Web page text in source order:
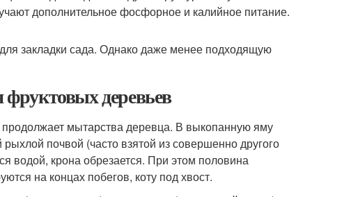
дополнительное фосфорное и калийное питание.
закладки сада. Однако даже менее подходящую
фруктовых деревьев
мытарства деревца. В выкопанную яму
почвой (часто взятой из совершенно другого
водой, крона обрезается. При этом половина
на концах побегов, коту под хвост.